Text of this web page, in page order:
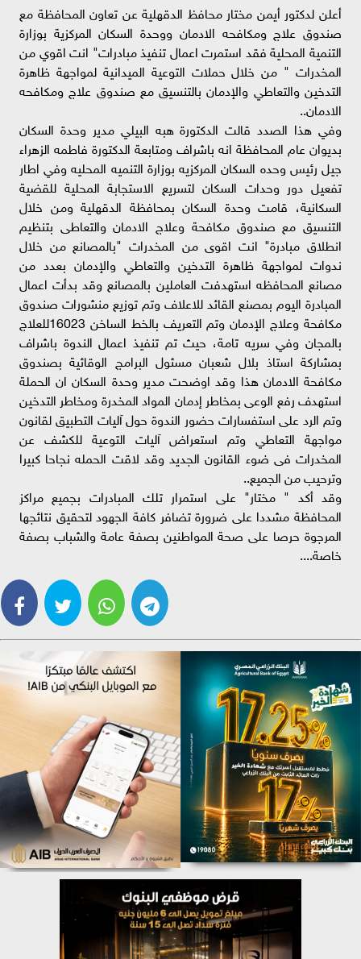
أعلن لدكتور أيمن مختار محافظ الدقهلية عن تعاون المحافظة مع
صندوق علاج ومكافحه الادمان ووحدة السكان المركزية بوزارة
التنمية المحلية فقد استمرت اعمال تنفيذ مبادرات" انت اقوي من
المخدرات " من خلال حملات التوعية الميدانية لمواجهة ظاهرة
التدخين والتعاطي والإدمان بالتنسيق مع صندوق علاج ومكافحه
الادمان..
وفي هذا الصدد قالت الدكتورة هبه البيلي مدير وحدة السكان
بديوان عام المحافظة انه باشراف ومتابعة الدكتورة فاطمه الزهراء
جيل رئيس وحده السكان المركزيه بوزارة التنميه المحليه وفي اطار
تفعيل دور وحدات السكان لتسريع الاستجابة المحلية للقضية
السكانية، قامت وحدة السكان بمحافظة الدقهلية ومن خلال
التنسيق مع صندوق مكافحة وعلاج الادمان والتعاطى بتنظيم
انطلاق مبادرة" انت اقوى من المخدرات "بالمصانع من خلال
ندوات لمواجهة ظاهرة التدخين والتعاطي والإدمان بعدد من
مصانع المحافظه استهدفت العاملين بالمصانع وقد بدأت اعمال
المبادرة اليوم بمصنع القائد للاعلاف وتم توزيع منشورات صندوق
مكافحة وعلاج الإدمان وتم التعريف بالخط الساخن 16023للعلاج
بالمجان وفي سريه تامة، حيث تم تنفيذ اعمال الندوة باشراف
بمشاركة استاذ بلال شعبان مسئول البرامج الوقائية بصندوق
مكافحة الادمان هذا وقد اوضحت مدير وحدة السكان ان الحملة
استهدف رفع الوعى بمخاطر إدمان المواد المخدرة ومخاطر التدخين
وتم الرد على استفسارات حضور الندوة حول آليات التطبيق لقانون
مواجهة التعاطي وتم استعراض آليات التوعية للكشف عن
المخدرات فى ضوء القانون الجديد وقد لاقت الحمله نجاحا كبيرا
وترحيب من الجميع..
وقد أكد " مختار" على استمرار تلك المبادرات بجميع مراكز
المحافظة مشددا على ضرورة تضافر كافة الجهود لتحقيق نتائجها
المرجوة حرصا على صحة المواطنين بصفة عامة والشباب بصفة
خاصة....